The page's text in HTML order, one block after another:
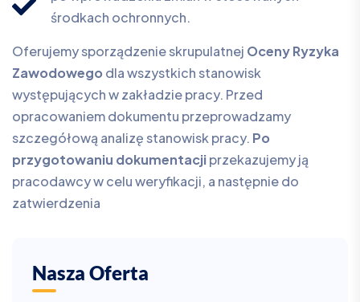
Nasza Oferta
środkach ochronnych.
Oferujemy sporządzenie skrupulatnej Oceny Ryzyka
Zawodowego dla wszystkich stanowisk
występujących w zakładzie pracy. Przed
opracowaniem dokumentu przeprowadzamy
szczegółową analizę stanowisk pracy. Po
przygotowaniu dokumentacjiprzekazujemy ją
pracodawcy w celu weryfikacji, a następnie do
zatwierdzenia